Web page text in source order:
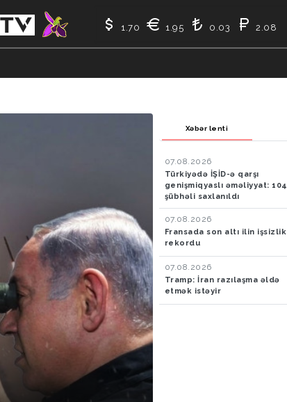
1.70 1.95 0.03 2.08
Xəbər lenti
07.08.2026
Türkiyədə İŞİD-ə qarşı
genişmiqyaslı əməliyyat: 104
şübhəli saxlanıldı
07.08.2026
Fransada son altı ilin işsizlik
rekordu
07.08.2026
Tramp: İran razılaşma əldə
etmək istəyir